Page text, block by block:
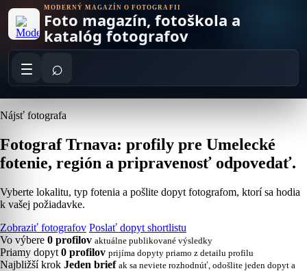
content
MODERNÝ MAGAZÍN O FOTOGRAFII
Foto magazín, fotoškola a
katalóg fotografov
⌕
Nájsť fotografa
Fotograf Trnava: profily pre Umelecké
fotenie, región a pripravenosť odpovedať.
Vyberte lokalitu, typ fotenia a pošlite dopyt fotografom, ktorí sa hodia
k vašej požiadavke.
Zobraziť fotografov Poslať dopyt shortlistu
Vo výbere 0 profilov aktuálne publikované výsledky
Priamy dopyt 0 profilov prijíma dopyty priamo z detailu profilu
Najbližší krok Jeden brief ak sa neviete rozhodnúť, odošlite jeden dopyt a